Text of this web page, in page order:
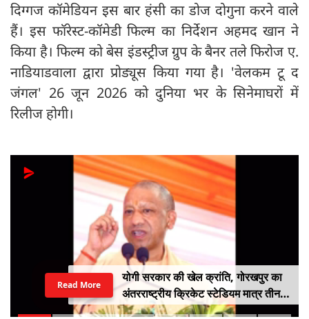
दिग्गज कॉमेडियन इस बार हंसी का डोज दोगुना करने वाले
हैं। इस फॉरेस्ट-कॉमेडी फिल्म का निर्देशन अहमद खान ने
किया है। फिल्म को बेस इंडस्ट्रीज ग्रुप के बैनर तले फिरोज ए.
नाडियाडवाला द्वारा प्रोड्यूस किया गया है। 'वेलकम टू द
जंगल' 26 जून 2026 को दुनिया भर के सिनेमाघरों में
रिलीज होगी।
गुजरात में एनालॉग पनीर, बटर और चीज़ पर
लगा बैन, स्वास्थ्य मंत्री प्रफुल्ल पानसेरिया
ने किया बड़ा ऐलान
Read More